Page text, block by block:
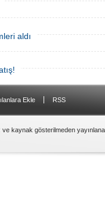
aldı
Ekle RSS
ve kaynak gösterilmeden